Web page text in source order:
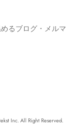
るブログ・メルマ
Inc. All Right Reserved.